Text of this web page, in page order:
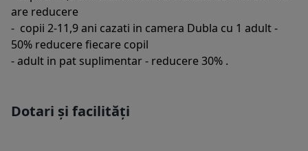
are reducere
- copii 2-11,9 ani cazati in camera Dubla cu 1 adult -
50% reducere fiecare copil
- adult in pat suplimentar - reducere 30% .
Dotari și facilități